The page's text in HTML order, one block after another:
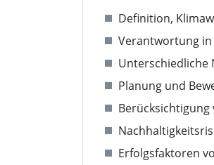
Definition,
Verantwortung
Unterschiedliche
Planung und
Erfolgsfaktoren